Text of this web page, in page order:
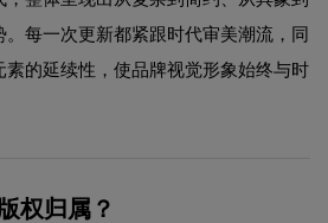
每一次更新都紧跟时代审美潮流，同
素的延续性，使品牌视觉形象始终与时
权归属？